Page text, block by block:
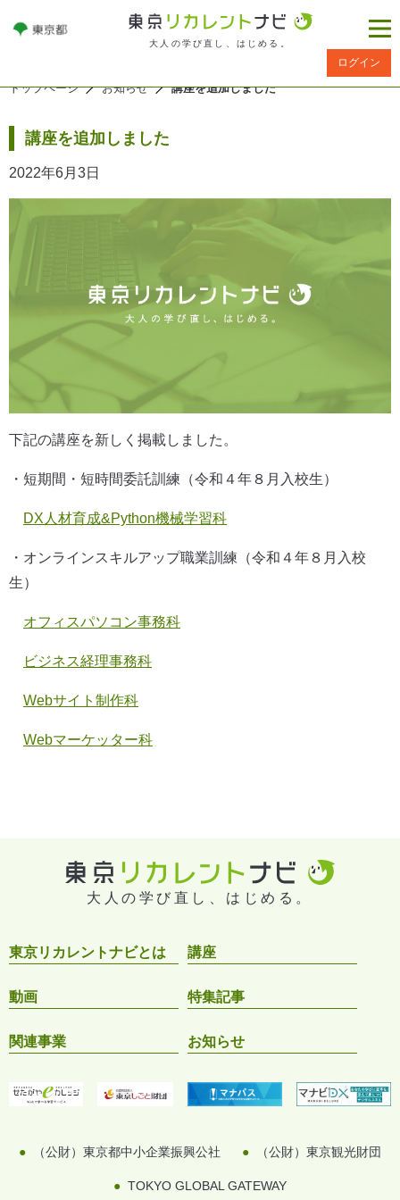
大人の学び直し、はじめる。
ログイン
トップページ お知らせ 講座を追加しました
講座を追加しました
2022年6月3日
下記の講座を新しく掲載しました。
・短期間・短時間委託訓練（令和４年８月入校生）
DX人材育成&Python機械学習科
・オンラインスキルアップ職業訓練（令和４年８月入校
生）
オフィスパソコン事務科
ビジネス経理事務科
Webサイト制作科
Webマーケッター科
大人の学び直し、はじめる。
東京リカレントナビとは 講座
動画 特集記事
関連事業 お知らせ
（公財）東京都中小企業振興公社 （公財）東京観光財団
TOKYO GLOBAL GATEWAY